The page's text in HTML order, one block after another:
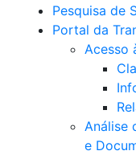
Pesquisa de
Portal da
Acesso
Análise
e